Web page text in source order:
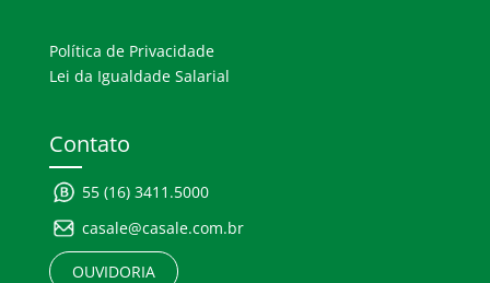
Política de Privacidade
Lei da Igualdade Salarial
Contato
55 (16) 3411.5000
casale@casale.com.br
OUVIDORIA